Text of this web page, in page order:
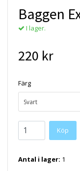
Baggen
I lager.
220 kr
Färg
Svart
Köp
Antal i lager: 1